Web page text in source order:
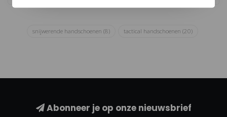
snijwerende handschoenen (8) tactical handschoenen (20)
Abonneer je op onze nieuwsbrief